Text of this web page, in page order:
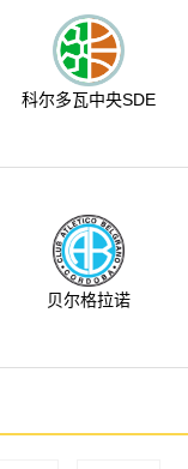
科尔多瓦中央SDE
贝尔格拉诺